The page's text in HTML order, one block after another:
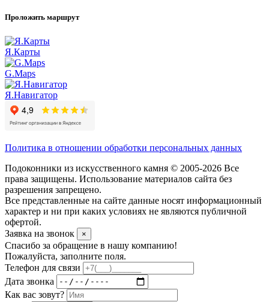
Проложить маршрут
Я.Карты
G.Maps
Я.Навигатор
Политика в отношении обработки персональных данных
Подоконники из искусственного камня © 2005-2026 Все
права защищены. Использование материалов сайта без
разрешения запрещено.
Все представленные на сайте данные носят информационный
характер и ни при каких условиях не являются публичной
офертой.
Заявка на звонок
×
Спасибо за обращение в нашу компанию!
Пожалуйста, заполните поля.
Телефон для связи
Дата звонка
Как вас зовут?